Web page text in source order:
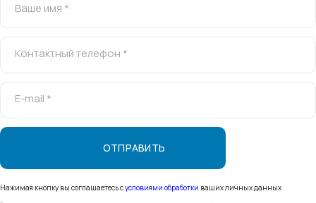
Ваше имя *
Контактный телефон *
E-mail *
Нажимая кнопку вы соглашаетесь сусловиями обработки ваших личных данных